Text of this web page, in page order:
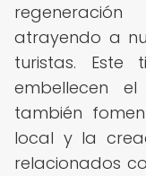
atrayendo a
turistas.
embellecen
también
local y la
relacionados